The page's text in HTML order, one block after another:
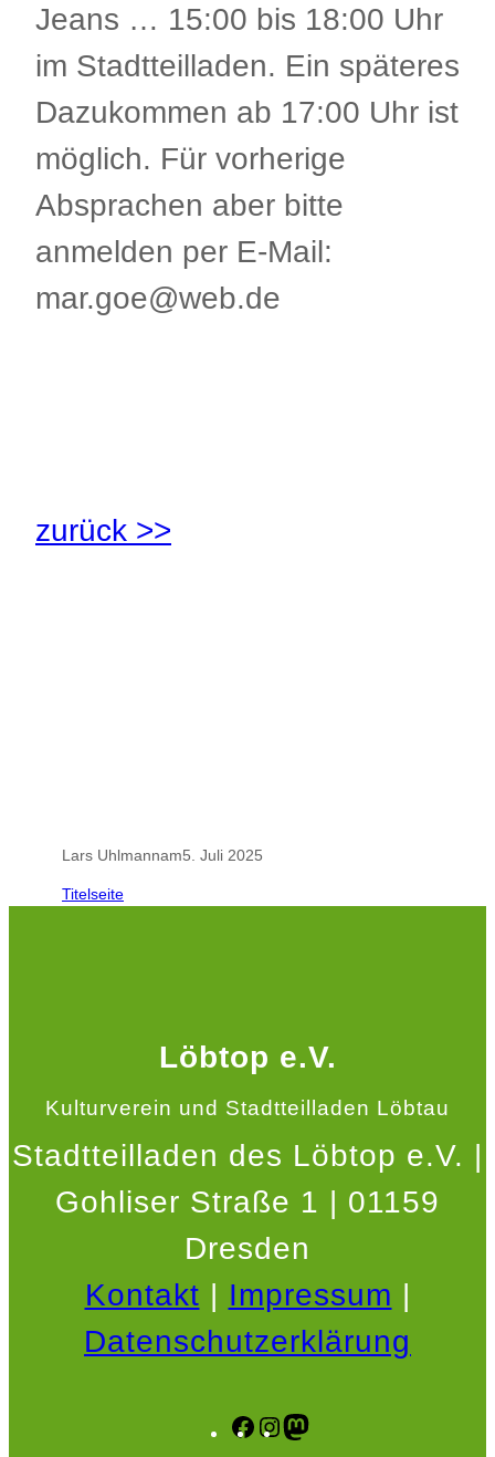
Jeans … 15:00 bis 18:00 Uhr
im Stadtteilladen. Ein späteres
Dazukommen ab 17:00 Uhr ist
möglich. Für vorherige
Absprachen aber bitte
anmelden per E-Mail:
mar.goe@web.de
zurück >>
Lars Uhlmannam5. Juli 2025
Titelseite
Löbtop e.V.
Kulturverein und Stadtteilladen Löbtau
Stadtteilladen des Löbtop e.V. |
Gohliser Straße 1 | 01159
Dresden
Kontakt | Impressum |
Datenschutzerklärung
Facebook
Instagram
Mastodon